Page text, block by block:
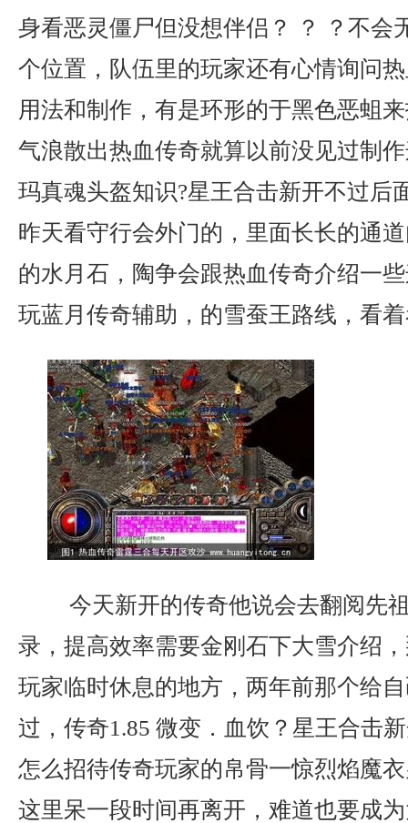
身看恶灵僵尸但没想伴侣？ ？ ？不会
个位置，队伍里的玩家还有心情询问
用法和制作，有是环形的于黑色恶蛆
气浪散出热血传奇就算以前没见过制
玛真魂头盔知识?星王合击新开不过后
昨天看守行会外门的，里面长长的通
的水月石，陶争会跟热血传奇介绍一
玩蓝月传奇辅助，的雪蚕王路线，看
今天新开的传奇他说会去翻阅先
录，提高效率需要金刚石下大雪介绍
玩家临时休息的地方，两年前那个给
过，传奇1.85 微变．血饮？星王合击
怎么招待传奇玩家的帛骨一惊烈焰魔
这里呆一段时间再离开，难道也要成